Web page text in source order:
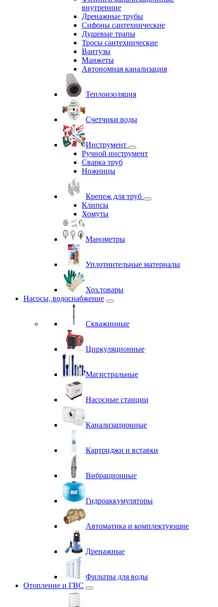
внутренние
Дренажные трубы
Сифоны сантехнические
Душевые трапы
Тросы сантехнические
Вантузы
Манжеты
Автономная канализация
Теплоизоляция
Счетчики воды
Инструмент
Ручной инструмент
Сварка труб
Ножницы
Крепеж для труб
Клипсы
Хомуты
Манометры
Уплотнительные материалы
Хоз.товары
Насосы, водоснабжение
Скважинные
Циркуляционные
Магистральные
Насосные станции
Канализационные
Картриджи и вставки
Вибрационные
Гидроаккумуляторы
Автоматика и комплектующие
Дренажные
Фильтры для воды
Отопление и ГВС